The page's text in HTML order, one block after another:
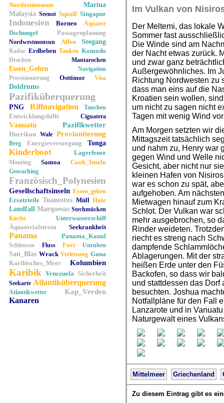
Nordostmonsun
Marina
Malaysia Seenot Squall Singapur
Indonesien Borneo Äquator
Dschungel Passagenplanung
Nordwestmonsun Affen Seegang
Radar Erdbeben Tanken Komodo
Drachen Mantarochen
Essen_Gehen
Navigation
Provisionierung
Osttimor Visa
Doldrums
Pazifiküberquerung
PNG Riffnavigation Tauchen
Entwicklungshilfe Ciguatera
Vanuatu Pazifikwetter
Hurrikan Wale Proviantierung
Berg Energieversorgung Tonga
Kinderboot Lagerfeuer
Mooring Samoa Cook_Inseln
Geocaching
Französisch_Polynesien
Gesellschaftsinseln Essen_gehen
Ersatzteile Tuamotus Müll Haie
Landfall Marquesas Stechmücken
Kirche
Unterwasserschiff
Äquatorialstrom
Seekrankheit
Panama Panama_Kanal
Schleusen Fluss Fort Unruhen
San_Blas Wrack Verletzung Guna
Karibisches_Meer
Kolumbien
Karibik Venezuela Sicherheit
Seekarte Atlantiküberquerung
Atlantikwetter Kap_Verden
Kanaren
Im Vulkan von
Der Meltemi, das lokale
Sommer fast
Die Winde sind am
der Nacht etwas zurück.
und zwar ganz
Außergewöhnliches. Im
Richtung Nordwesten zu
dass man eins auf die
Kroatien sein wollen,
um nicht zu sagen nicht
Tagen mit wenig Wind
Am Morgen setzten wir
Mittagszeit tatsächlich
und nahm zu, Henry war
gegen Wind und Welle
Gesicht, aber nicht nur
kleinen Hafen von
war es schon zu spät,
aufgehoben. Am
Mietwagen hinauf zum
Schlot. Der Vulkan war
mehr ausgebrochen, so
Rinder weideten.
riecht es streng nach
dampfende
Ablagerungen. Mit der
heißen Erde unter den
Backofen, so dass wir
und stattdessen das Dorf
besuchten. Joshua
Notfallpläne für den Fall
Lanzarote und in
Naturgewalt eines
Mittelmeer Griechenland
Zu diesem Eintrag gibt es